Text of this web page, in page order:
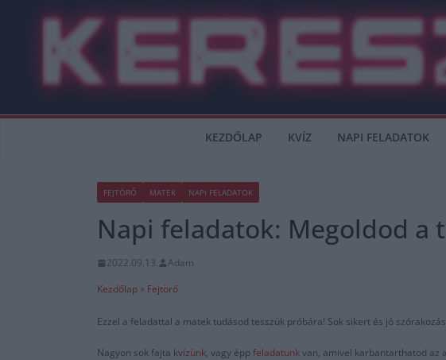
KEZDŐLAP KVÍZ NAPI FELADATOK
FEJTÖRŐ MATEK NAPI FELADATOK
Napi feladatok: Megoldod a
2022.09.13.
Adam
Kezdőlap » Fejtörő
Ezzel a feladattal a matek tudásod tesszük próbára! Sok sikert és jó
Nagyon sok fajta kvízünk, vagy éppfeladatunkvan, amivel karbantarthatod az